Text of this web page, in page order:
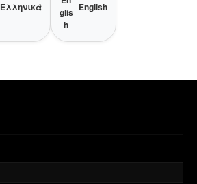
Ελληνικά English